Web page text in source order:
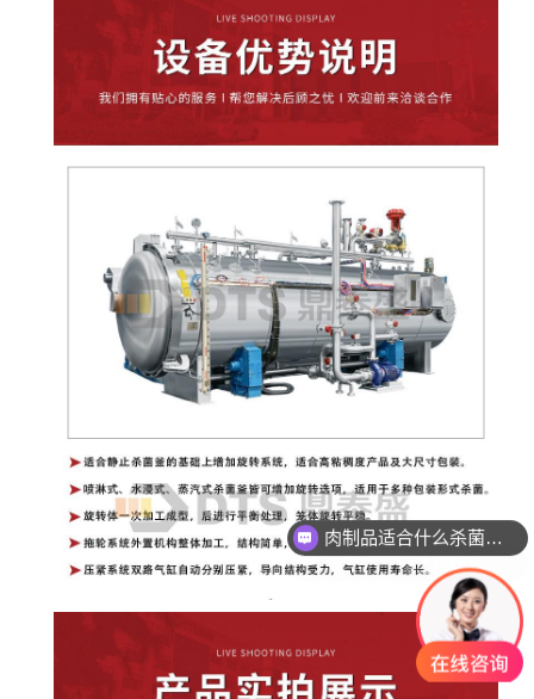
玻璃瓶燕窝适合什么杀菌方式?